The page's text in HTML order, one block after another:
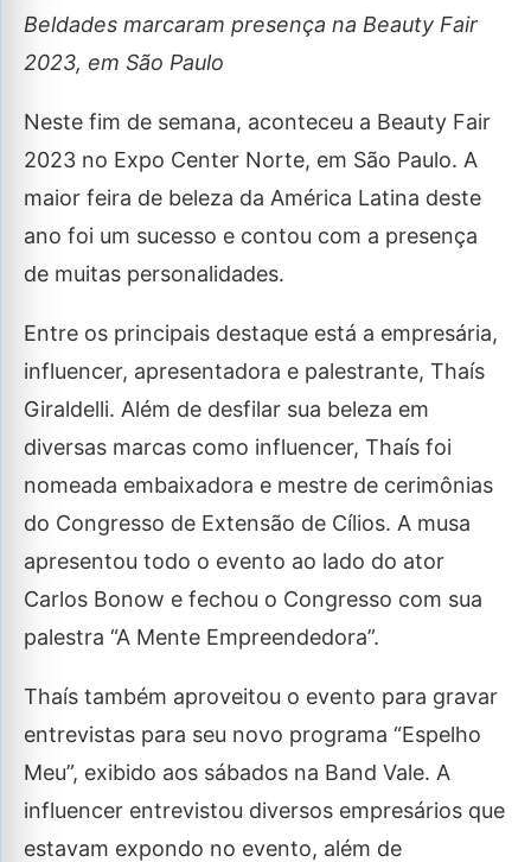
Beldades marcaram presença na Beauty Fair
2023, em São Paulo
Neste fim de semana, aconteceu a Beauty Fair
2023 no Expo Center Norte, em São Paulo. A
maior feira de beleza da América Latina deste
ano foi um sucesso e contou com a presença
de muitas personalidades.
Entre os principais destaque está a empresária,
influencer, apresentadora e palestrante, Thaís
Giraldelli. Além de desfilar sua beleza em
diversas marcas como influencer, Thaís foi
nomeada embaixadora e mestre de cerimônias
do Congresso de Extensão de Cílios. A musa
apresentou todo o evento ao lado do ator
Carlos Bonow e fechou o Congresso com sua
palestra “A Mente Empreendedora”.
Thaís também aproveitou o evento para gravar
entrevistas para seu novo programa “Espelho
Meu”, exibido aos sábados na Band Vale. A
influencer entrevistou diversos empresários que
estavam expondo no evento, além de